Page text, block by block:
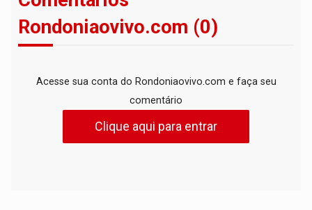
Rondoniaovivo.com (0)
Acesse sua conta do Rondoniaovivo.com e faça seu
comentário
Clique aqui para entrar